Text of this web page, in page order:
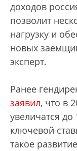
доходов
позволит
нагрузку и
новых
эксперт.
Ранее
заявил, что в
увеличатся
ключевой
такое